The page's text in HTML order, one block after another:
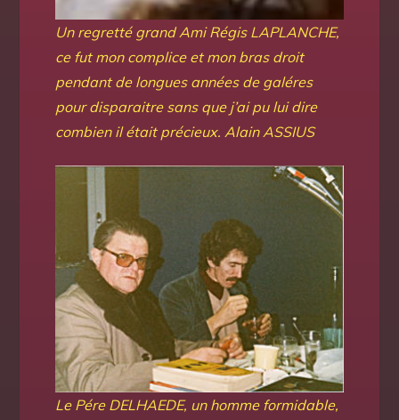
Un regretté grand Ami Régis LAPLANCHE,
ce fut mon complice et mon bras droit
pendant de longues années de galéres
pour disparaitre sans que j’ai pu lui dire
combien il était précieux. Alain ASSIUS
Le Pére DELHAEDE, un homme formidable,